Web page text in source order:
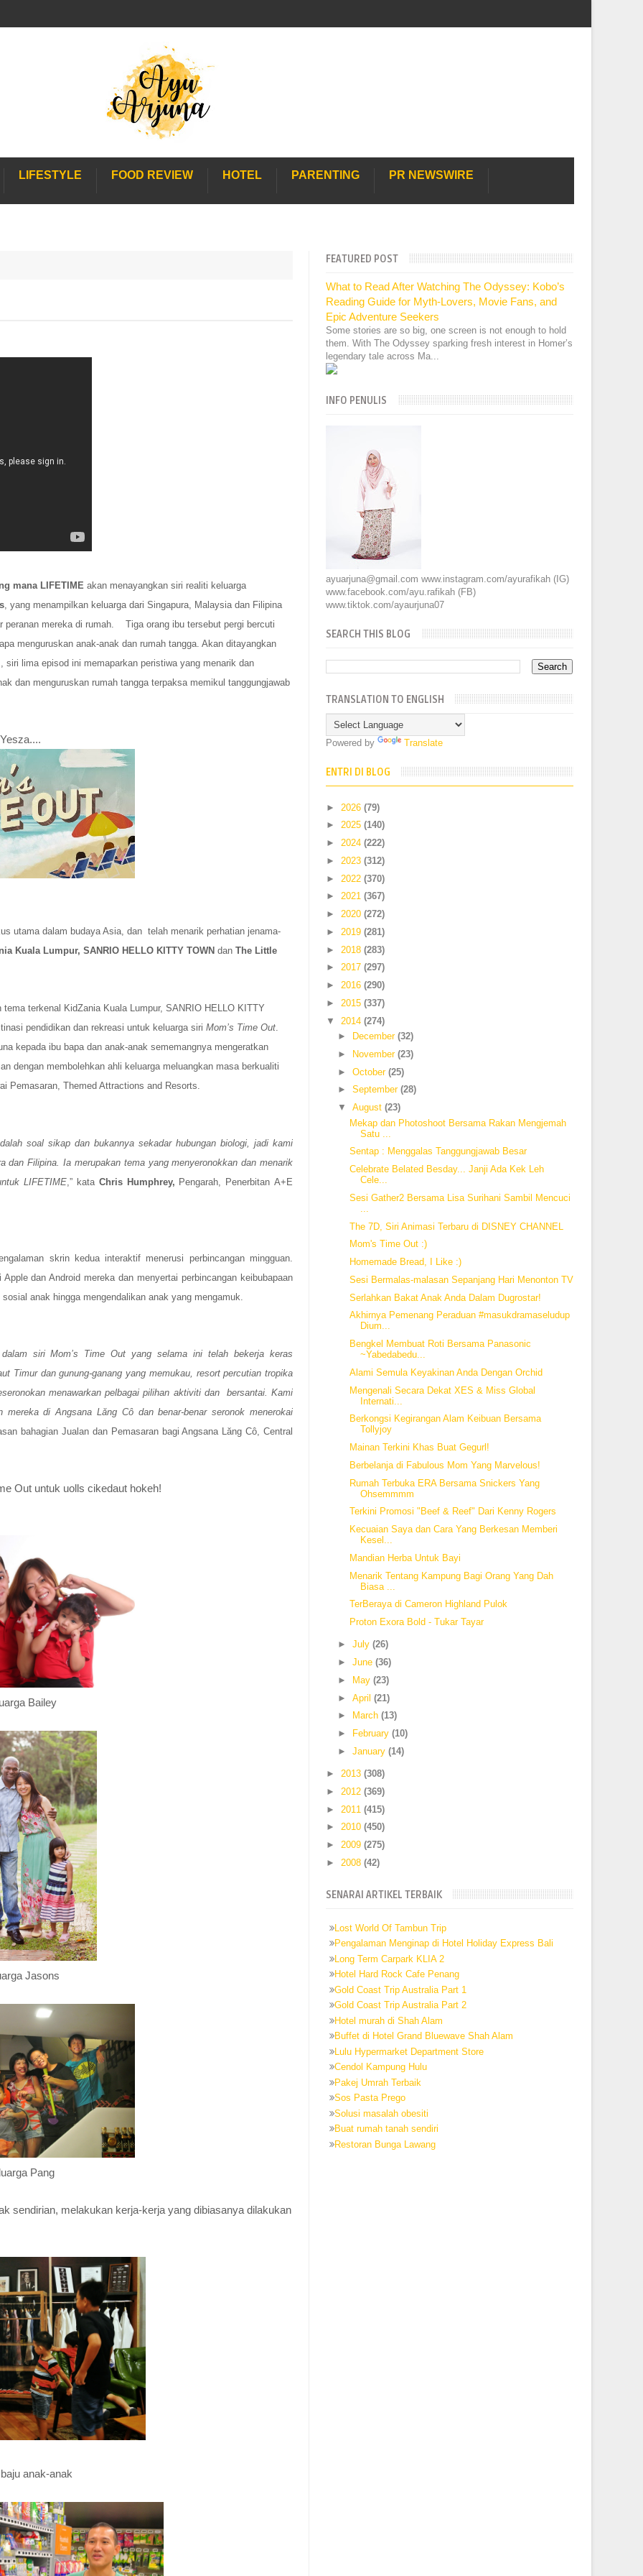
LIFESTYLE FOOD REVIEW HOTEL PARENTING PR NEWSWIRE
mana LIFETIME akan menayangkan siri realiti keluarga
, yang menampilkan keluarga dari Singapura, Malaysia dan Filipina
peranan mereka di rumah. Tiga orang ibu tersebut pergi bercuti
menguruskan anak-anak dan rumah tangga. Akan ditayangkan
siri lima episod ini memaparkan peristiwa yang menarik dan
dan menguruskan rumah tangga terpaksa memikul tanggungjawab
Yesza....
utama dalam budaya Asia, dan telah menarik perhatian jenama-
Kuala Lumpur, SANRIO HELLO KITTY TOWN dan The Little
terkenal KidZania Kuala Lumpur, SANRIO HELLO KITTY
pendidikan dan rekreasi untuk keluarga siri Mom’s Time Out.
kepada ibu bapa dan anak-anak sememangnya mengeratkan
dengan membolehkan ahli keluarga meluangkan masa berkualiti
Pemasaran, Themed Attractions and Resorts.
soal sikap dan bukannya sekadar hubungan biologi, jadi kami
dan Filipina. Ia merupakan tema yang menyeronokkan dan menarik
LIFETIME,” kata Chris Humphrey, Pengarah, Penerbitan A+E
skrin kedua interaktif menerusi perbincangan mingguan.
dan Android mereka dan menyertai perbincangan keibubapaan
anak hingga mengendalikan anak yang mengamuk.
dalam siriMom’s Time Out yang selama ini telah bekerja keras
Timur dan gunung-ganang yang memukau, resort percutian tropika
menawarkan pelbagai pilihan aktiviti dan bersantai. Kami
di Angsana Lăng Cô dan benar-benar seronok menerokai
bahagian Jualan dan Pemasaran bagi Angsana Lăng Cô, Central
Out untuk uolls cikedaut hokeh!
Bailey
Jasons
Pang
sendirian, melakukan kerja-kerja yang dibiasanya dilakukan
anak-anak
FEATURED POST
What to Read After Watching The Odyssey: Kobo’s
Reading Guide for Myth-Lovers, Movie Fans, and
Epic Adventure Seekers
Some stories are so big, one screen is not enough to hold
them. With The Odyssey sparking fresh interest in Homer’s
legendary tale across Ma...
INFO PENULIS
ayuarjuna@gmail.com www.instagram.com/ayurafikah (IG)
www.facebook.com/ayu.rafikah (FB)
www.tiktok.com/ayaurjuna07
SEARCH THIS BLOG
TRANSLATION TO ENGLISH
Powered by Translate
ENTRI DI BLOG
► 2026(79)
►2025(140)
►2024(222)
► 2023(312)
► 2022(370)
►2021(367)
►2020(272)
► 2019(281)
► 2018(283)
►2017(297)
►2016(290)
► 2015(337)
▼ 2014(274)
►
December (32)
►
November (23)
► October (25)
► September (28)
▼ August (23)
Mekap dan Photoshoot Bersama Rakan Mengjemah
Satu ...
Sentap : Menggalas Tanggungjawab Besar
Celebrate Belated Besday... Janji Ada Kek Leh
Cele...
Sesi Gather2 Bersama Lisa Surihani Sambil Mencuci
The 7D, Siri Animasi Terbaru di DISNEY CHANNEL
Mom's Time Out :)
Homemade Bread, I Like :)
Sesi Bermalas-malasan Sepanjang Hari Menonton TV
Serlahkan Bakat Anak Anda Dalam Dugrostar!
Akhirnya Pemenang Peraduan #masukdramaseludup
Dium...
Bengkel Membuat Roti Bersama Panasonic
~Yabedabedu...
Alami Semula Keyakinan Anda Dengan Orchid
Mengenali Secara Dekat XES & Miss Global
Internati...
Berkongsi Kegirangan Alam Keibuan Bersama
Tollyjoy
Mainan Terkini Khas Buat Gegurl!
Berbelanja di Fabulous Mom Yang Marvelous!
Rumah Terbuka ERA Bersama Snickers Yang
Ohsemmmm
Terkini Promosi "Beef & Reef" Dari Kenny Rogers
Kecuaian Saya dan Cara Yang Berkesan Memberi
Kesel...
Mandian Herba Untuk Bayi
Menarik Tentang Kampung Bagi Orang Yang Dah
Biasa ...
TerBeraya di Cameron Highland Pulok
Proton Exora Bold - Tukar Tayar
► July (26)
► June (36)
►
May (23)
► April (21)
►
March (13)
►
February (10)
► January (14)
►2013(308)
► 2012(369)
► 2011(415)
►2010(450)
►2009(275)
► 2008(42)
SENARAI ARTIKEL TERBAIK
Lost World Of Tambun Trip
Pengalaman Menginap di Hotel Holiday Express Bali
Long Term Carpark KLIA 2
Hotel Hard Rock Cafe Penang
Gold Coast Trip Australia Part 1
Gold Coast Trip Australia Part 2
Hotel murah di Shah Alam
Buffet di Hotel Grand Bluewave Shah Alam
Lulu Hypermarket Department Store
Cendol Kampung Hulu
Pakej Umrah Terbaik
Sos Pasta Prego
Solusi masalah obesiti
Buat rumah tanah sendiri
Restoran Bunga Lawang